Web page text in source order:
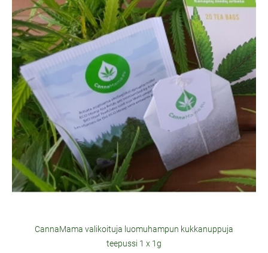
CannaMama valikoituja luomuhampun kukkanuppuja
teepussi 1 x 1g